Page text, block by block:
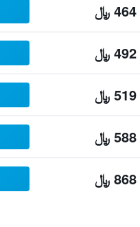
464 ﷼
492 ﷼
519 ﷼
588 ﷼
868 ﷼